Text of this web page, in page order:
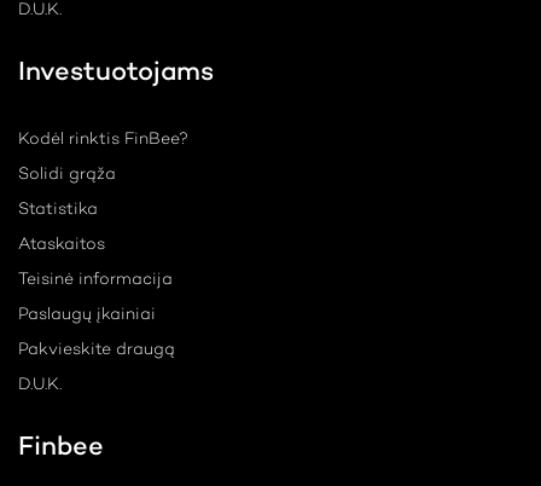
D.U.K.
Investuotojams
Kodėl rinktis FinBee?
Solidi grąža
Statistika
Ataskaitos
Teisinė informacija
Paslaugų įkainiai
Pakvieskite draugą
D.U.K.
Finbee